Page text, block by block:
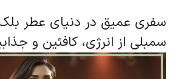
سمبلی از انرژی، کافئین و